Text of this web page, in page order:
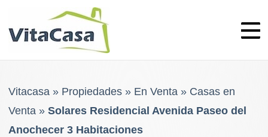
Vitacasa» Propiedades» En Venta» Casas en
Venta» Solares Residencial Avenida Paseo del
Anochecer 3 Habitaciones